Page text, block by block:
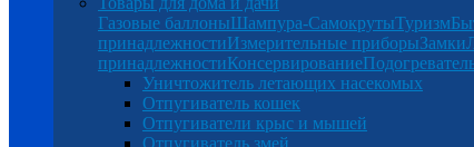
Газовые баллоныШампура-СамокрутыТуризм
принадлежностиИзмерительные приборыЗамки
принадлежностиКонсервирование
Уничтожитель летающих насекомых
Отпугиватель кошек
Отпугиватели крыс и мышей
Отпугиватель змей